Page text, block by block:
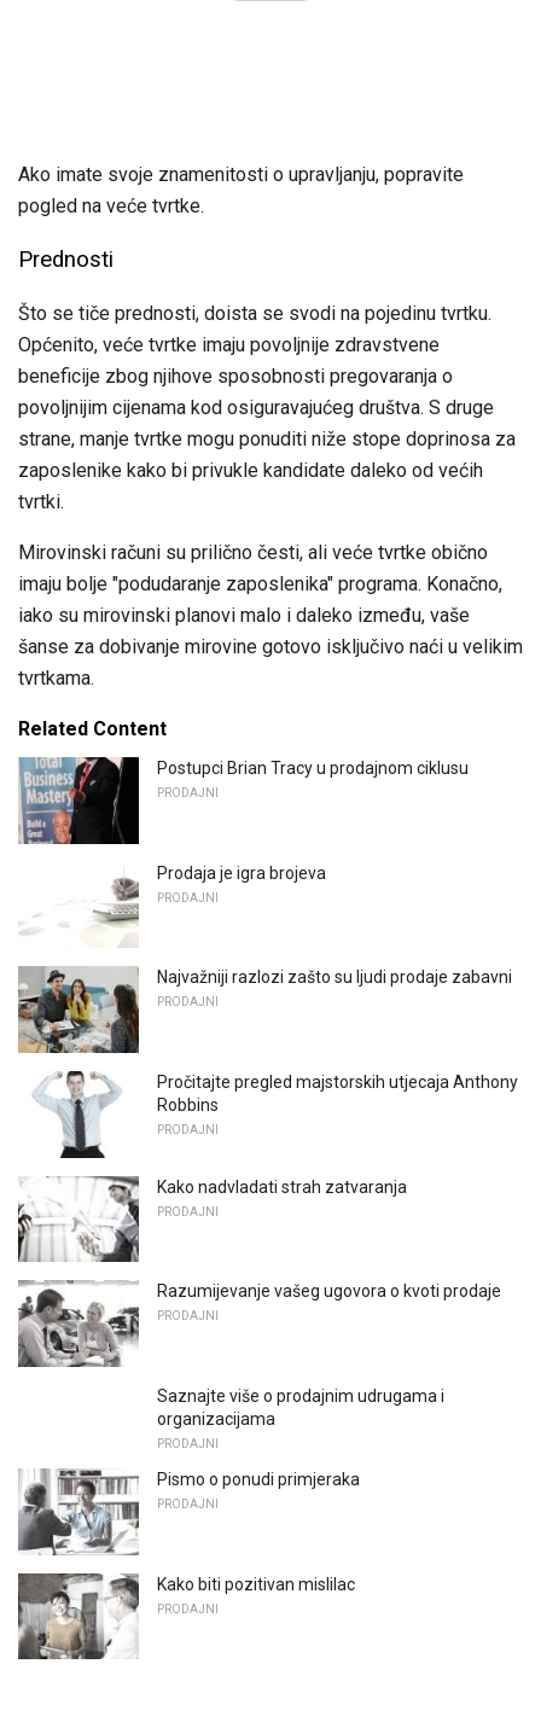
Ako imate svoje znamenitosti o upravljanju, popravite
pogled na veće tvrtke.
Prednosti
Što se tiče prednosti, doista se svodi na pojedinu tvrtku.
Općenito, veće tvrtke imaju povoljnije zdravstvene
beneficije zbog njihove sposobnosti pregovaranja o
povoljnijim cijenama kod osiguravajućeg društva. S druge
strane, manje tvrtke mogu ponuditi niže stope doprinosa za
zaposlenike kako bi privukle kandidate daleko od većih
tvrtki.
Mirovinski računi su prilično česti, ali veće tvrtke obično
imaju bolje "podudaranje zaposlenika" programa. Konačno,
iako su mirovinski planovi malo i daleko između, vaše
šanse za dobivanje mirovine gotovo isključivo naći u velikim
tvrtkama.
Related Content
Postupci Brian Tracy u prodajnom ciklusu
PRODAJNI
Prodaja je igra brojeva
PRODAJNI
Najvažniji razlozi zašto su ljudi prodaje zabavni
PRODAJNI
Pročitajte pregled majstorskih utjecaja Anthony
Robbins
PRODAJNI
Kako nadvladati strah zatvaranja
PRODAJNI
Razumijevanje vašeg ugovora o kvoti prodaje
PRODAJNI
Saznajte više o prodajnim udrugama i
organizacijama
PRODAJNI
Pismo o ponudi primjeraka
PRODAJNI
Kako biti pozitivan mislilac
PRODAJNI